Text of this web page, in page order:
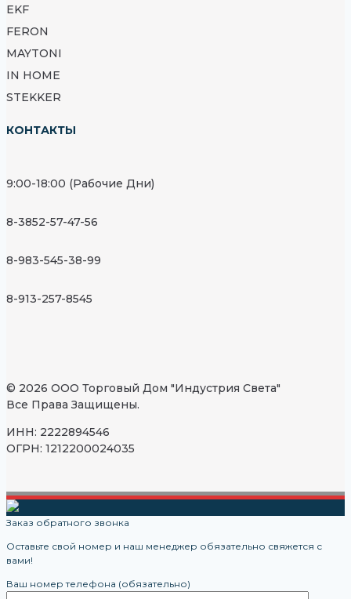
EKF
FERON
MAYTONI
IN HOME
STEKKER
КОНТАКТЫ
9:00-18:00 (Рабочие Дни)
8-3852-57-47-56
8-983-545-38-99
8-913-257-8545
© 2026 ООО Торговый Дом "Индустрия Света"
Все Права Защищены.
ИНН: 2222894546
ОГРН: 1212200024035
Заказ обратного звонка
Оставьте свой номер и наш менеджер обязательно свяжется с
вами!
Ваш номер телефона (обязательно)